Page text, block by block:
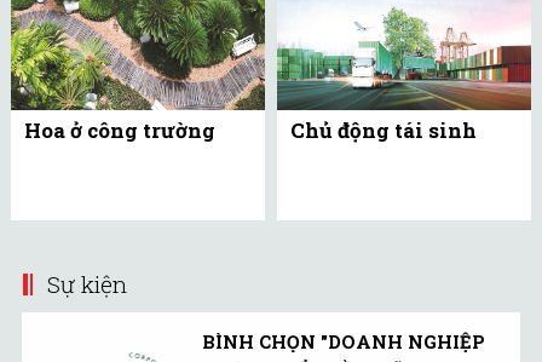
Hoa ở công trường Chủ động tái sinh
Sự kiện
BÌNH CHỌN "DOANH NGHIỆP